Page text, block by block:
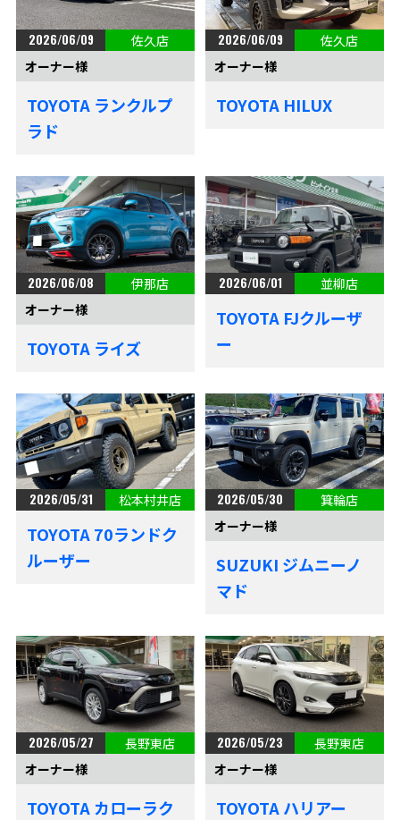
2026/06/09
佐久店
オーナー様
TOYOTA ランクルプ
ラド
2026/06/09
佐久店
オーナー様
TOYOTA HILUX
2026/06/08
伊那店
オーナー様
TOYOTA ライズ
2026/06/01 並柳店
TOYOTA FJクルーザ
ー
2026/05/31 松本村井店
TOYOTA 70ランドク
ルーザー
2026/05/30
箕輪店
オーナー様
SUZUKI ジムニーノ
マド
2026/05/27
長野東店
オーナー様
TOYOTA カローラク
2026/05/23
長野東店
オーナー様
TOYOTA ハリアー